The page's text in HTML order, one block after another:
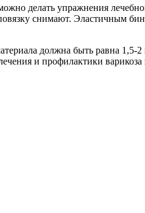
делать упражнения
снимают. Эластичным
должна быть равна
и профилактики варикоза